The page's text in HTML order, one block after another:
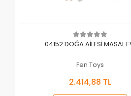
Sepete Ekle
04152 DOĞA AİLESİ MASAL
Fen Toys
2.414,88 TL